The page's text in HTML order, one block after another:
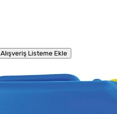
Alışveriş Listeme Ekle